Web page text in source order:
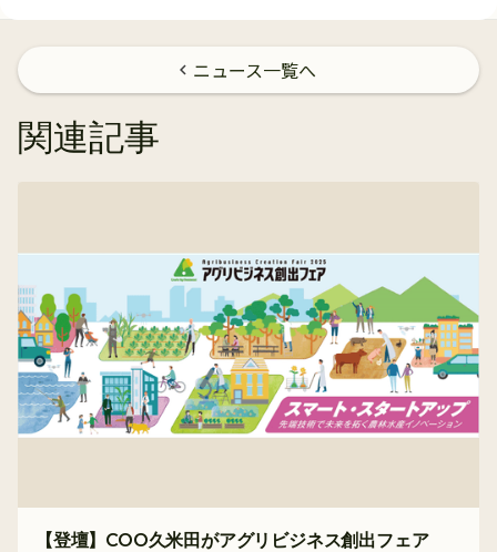
chevron_left ニュース一覧へ
関連記事
【登壇】COO久米田がアグリビジネス創出フェア